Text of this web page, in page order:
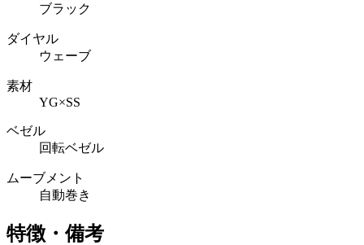
ブラック
ダイヤル
ウェーブ
素材
YG×SS
ベゼル
回転ベゼル
ムーブメント
自動巻き
特徴・備考